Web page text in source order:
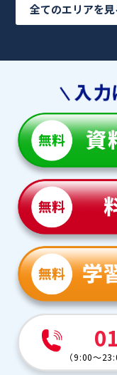
全てのエリアを見
（9:00～